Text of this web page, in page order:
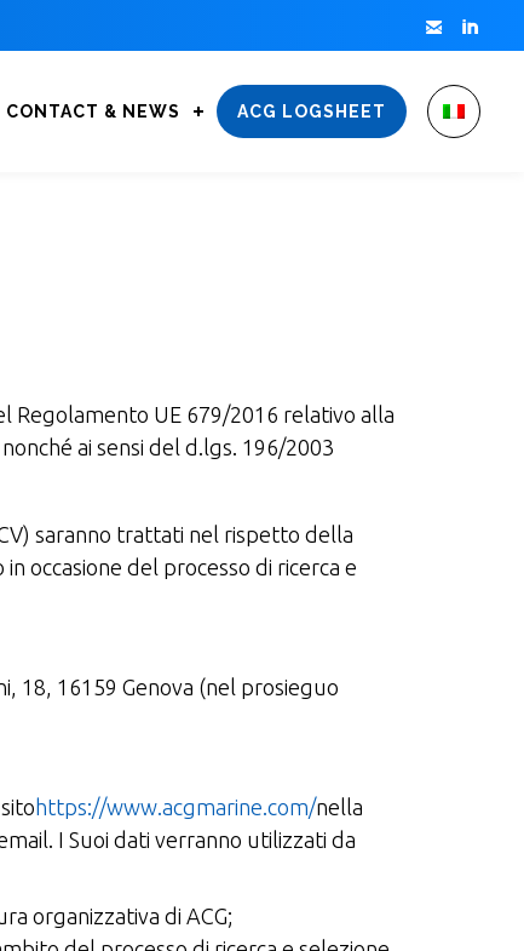
 
CONTACT & NEWS ACG LOGSHEET
Regolamento UE 679/2016 relativo alla
ai sensi del d.lgs. 196/2003
saranno trattati nel rispetto della
occasione del processo di ricerca e
18, 16159 Genova (nel prosieguo
https://www.acgmarine.com/nella
I Suoi dati verranno utilizzati da
organizzativa di ACG;